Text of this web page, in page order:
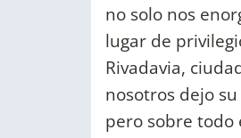
no solo nos
lugar de
Rivadavia,
nosotros dejo
pero sobre todo